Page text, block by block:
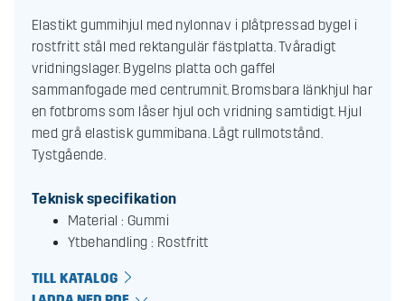
Elastikt gummihjul med nylonnav i plåtpressad bygel i
rostfritt stål med rektangulär fästplatta. Tvåradigt
vridningslager. Bygelns platta och gaffel
sammanfogade med centrumnit. Bromsbara länkhjul har
en fotbroms som låser hjul och vridning samtidigt. Hjul
med grå elastisk gummibana. Lågt rullmotstånd.
Tystgående.
Teknisk specifikation
Material : Gummi
Ytbehandling : Rostfritt
TILL KATALOG